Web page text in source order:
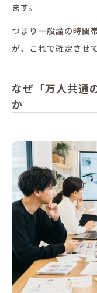
ます。
つまり一般論の時間
が、これで確定させ
なぜ「万人共通
か